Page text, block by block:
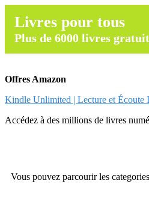
Livres pour tous
Plus de 6000 livres
Offres Amazon
Kindle Unlimited | Lecture et Écoute
Accédez à des millions de livres
Vous pouvez parcourir les